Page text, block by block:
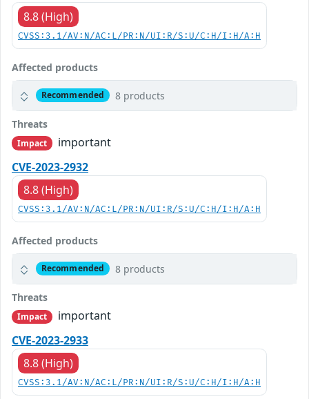
8.8 (High)
CVSS:3.1/AV:N/AC:L/PR:N/UI:R/S:U/C:H/I:H/A:H
Affected products
Recommended 8 products
Threats
Impact
important
CVE-2023-2932
8.8 (High)
CVSS:3.1/AV:N/AC:L/PR:N/UI:R/S:U/C:H/I:H/A:H
Affected products
Recommended 8 products
Threats
Impact
important
CVE-2023-2933
8.8 (High)
CVSS:3.1/AV:N/AC:L/PR:N/UI:R/S:U/C:H/I:H/A:H